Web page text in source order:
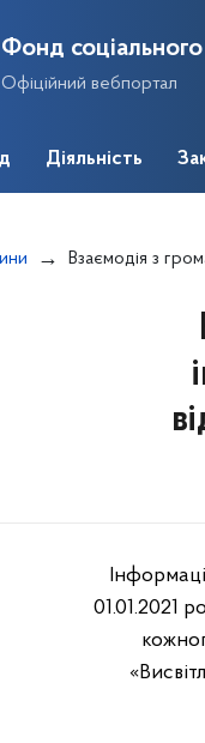
Фонд соціального
Офіційний вебпортал
Діяльність
Взаємодія з громадськими
01.01.2021